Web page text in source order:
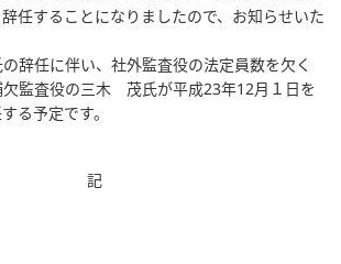
任することになりましたので、お知らせいた
辞任に伴い、社外監査役の法定員数を欠く
欠監査役の三木 茂氏が平成23年12月１日を
る予定です。
記